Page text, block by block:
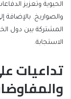
الحيوية وتعزيز
والصواريخ. بالإضافة
المشتركة بين دول
الاستجابة.
تداعيات